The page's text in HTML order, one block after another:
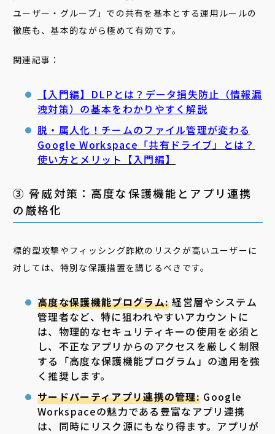
ユーザー・グループ」での共有を基本とする運用ルールの
徹底も、基本的ながら極めて有効です。
関連記事：
【入門編】DLPとは？データ損失防止（情報漏
洩対策）の基本をわかりやすく解説
脱・属人化！チームのファイル管理が変わる
Google Workspace「共有ドライブ」とは？
使い方とメリット【入門編】
③ 脅威対策：高度な保護機能とアプリ連携
の厳格化
標的型攻撃やフィッシング詐欺のリスクが高いユーザーに
対しては、特別な保護措置を講じるべきです。
高度な保護機能プログラム: 経営層やシステム
管理者など、特に狙われやすいアカウントに
は、物理的なセキュリティキーの使用を必須と
し、不正なアプリからのアクセスを厳しく制限
する「高度な保護機能プログラム」の適用を強
く推奨します。
サードパーティアプリ連携の管理: Google
Workspaceの魅力である豊富なアプリ連携
は、同時にリスク源にもなり得ます。アプリが